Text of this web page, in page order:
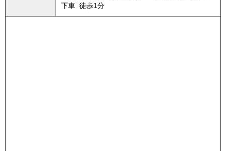
下車 徒歩1分